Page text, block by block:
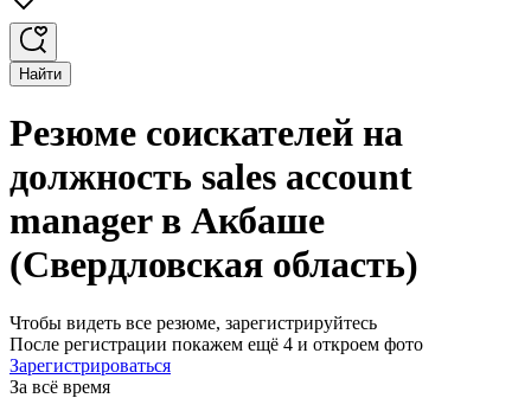
Найти
Резюме соискателей на
должность sales account
manager в Акбаше
(Свердловская область)
Чтобы видеть все резюме, зарегистрируйтесь
После регистрации покажем ещё 4 и откроем фото
Зарегистрироваться
За всё время